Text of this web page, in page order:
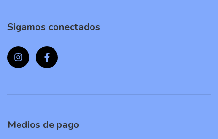
Sigamos conectados
Medios de pago